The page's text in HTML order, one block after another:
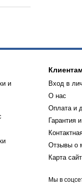
и
Вход в
О нас
Оплата и
Гарантия
Отзывы о
Карта
Мы в